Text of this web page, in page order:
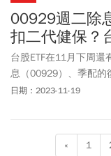
00929週二除
扣二代健保？
台股ETF在11月下周
息（00929）、季配的
藍籌30（00690），都
日期：2023-11-19
« 1